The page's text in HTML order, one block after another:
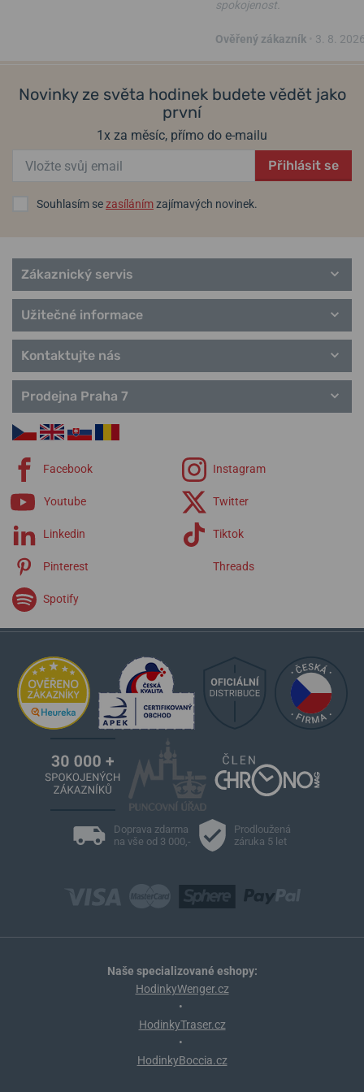
Informace o výrobci: CASIO Europe GmbH, Casio-Platz 1 D-22848
Norderstedt, Německo / info@casio.de
Populární modelové řady Casio
G-Shock
Wave Ceptor
spokojenost.
Ověřený zákazník 3. 8.
Novinky ze světa hodinek budete vědět jako
první
1x za měsíc, přímo do e-mailu
Přihlásit se
Souhlasím sezasílánímzajímavých novinek.
Zákaznický servis
Užitečné informace
Kontaktujte nás
Prodejna Praha 7
Facebook Instagram
Youtube Twitter
Linkedin Tiktok
Pinterest Threads
Spotify
Doprava zdarma
na vše od 3 000,-
Prodloužená
záruka 5 let
Naše specializované eshopy:
HodinkyWenger.cz
•
HodinkyTraser.cz
•
HodinkyBoccia.cz